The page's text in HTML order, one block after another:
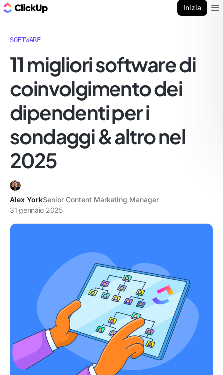
Inizia
SOFTWARE
11 migliori software di
coinvolgimento dei
dipendenti per i
sondaggi & altro nel
2025
Alex YorkSenior Content Marketing Manager
31 gennaio 2025